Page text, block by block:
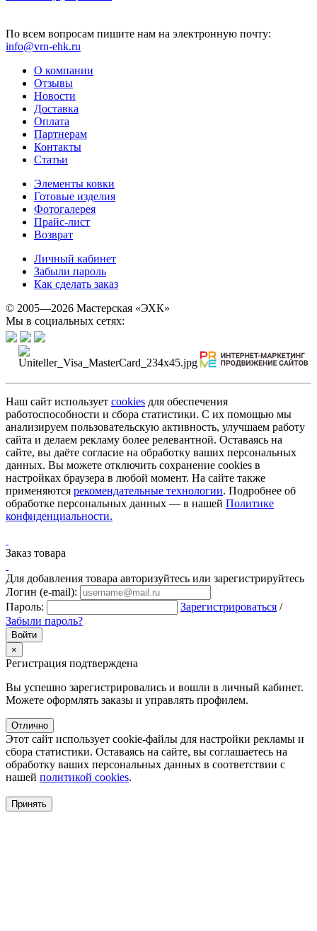
По всем вопросам пишите нам на электронную почту:
info@vrn-ehk.ru
О компании
Отзывы
Новости
Доставка
Оплата
Партнерам
Контакты
Статьи
Элементы ковки
Готовые изделия
Фотогалерея
Прайс-лист
Возврат
Личный кабинет
Забыли пароль
Как сделать заказ
© 2005—2026 Мастерская «ЭХК»
Мы в социальных сетях:
Наш сайт использует cookies для обеспечения
работоспособности и сбора статистики. С их помощью мы
анализируем пользовательскую активность, улучшаем работу
сайта и делаем рекламу более релевантной. Оставаясь на
сайте, вы даёте согласие на обработку ваших персональных
данных. Вы можете отключить сохранение cookies в
настройках браузера в любой момент. На сайте также
применяются рекомендательные технологии. Подробнее об
обработке персональных данных — в нашей Политике
конфиденциальности.
Заказ товара
Для добавления товара авторизуйтесь или зарегистрируйтесь
Логин (e-mail):
Пароль:
Зарегистрироваться /
Забыли пароль?
×
Регистрация подтверждена
Вы успешно зарегистрировались и вошли в личный кабинет.
Можете оформлять заказы и управлять профилем.
Отлично
Этот сайт использует cookie-файлы для настройки рекламы и
сбора статистики. Оставаясь на сайте, вы соглашаетесь на
обработку ваших персональных данных в соответствии с
нашей политикой cookies.
Принять